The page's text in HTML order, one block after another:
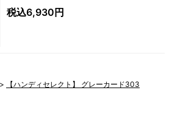
税込6,930円
> 【ハンディセレクト】 グレーカード303